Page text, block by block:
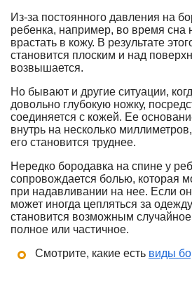
Из-за постоянного давления на
ребенка, например, во время сна
врастать в кожу. В результате
становится плоским и над
возвышается.
Но бывают и другие ситуации,
довольно глубокую ножку,
соединяется с кожей. Ее
внутрь на несколько
его становится труднее.
Нередко бородавка на спине у
сопровождается болью, которая
при надавливании на нее. Если
может иногда цепляться за
становится возможным
полное или частичное.
Смотрите, какие есть виды